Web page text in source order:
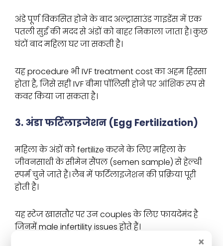
अंडे पूर्ण विकसित होने के बाद अल्ट्रासाउंड गाइडेंस में एक
पतली सुई की मदद से अंडों को बाहर निकाला जाता है। कुछ
घंटों बाद महिला घर जा सकती है।
यह procedure भी IVF treatment cost का अहम हिस्सा
होता है, जिसे सही IVF बीमा पॉलिसी होने पर आंशिक रूप से
कवर किया जा सकता है।
3. अंडा फर्टिलाइजेशन (Egg Fertilization)
महिला के अंडों को fertilize करने के लिए महिला के
जीवनसाथी के सीमेन सैंपल (semen sample) से हेल्थी
स्पर्म चुने जाते हैं। लैब में फर्टिलाइजेशन की प्रक्रिया पूरी
होती है।
यह स्टेज खासतौर पर उन couples के लिए फायदेमंद है
जिनमें male infertility issues होते हैं।
×